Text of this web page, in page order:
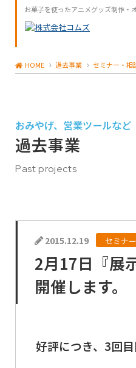
お菓子を使ったアニメグッズ制作・
HOME 過去事業 セミナー・相
おみやげ、営業ツールなど
過去事業
Past projects
2015.12.19 セミナ
2月17日『展
開催します。
好評につき、3回